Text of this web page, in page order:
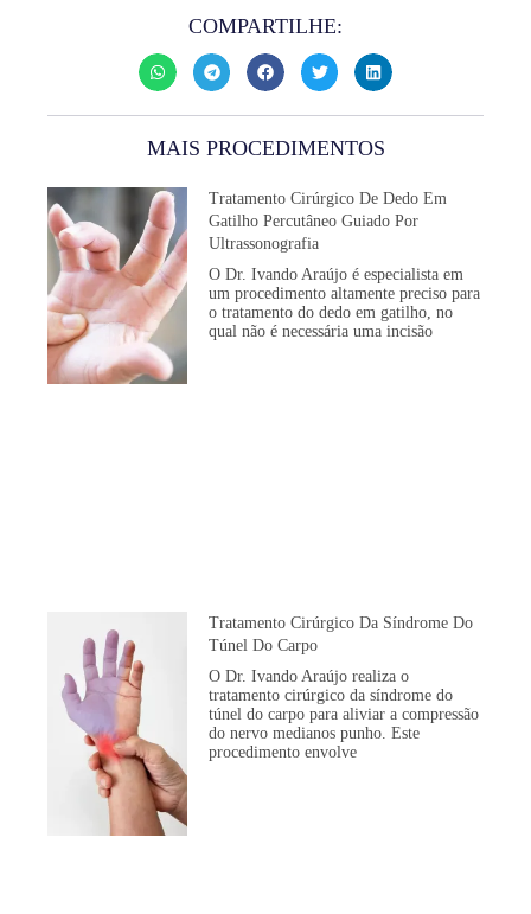
COMPARTILHE:
MAIS PROCEDIMENTOS
Tratamento Cirúrgico De Dedo Em
Gatilho Percutâneo Guiado Por
Ultrassonografia
O Dr. Ivando Araújo é especialista em
um procedimento altamente preciso para
o tratamento do dedo em gatilho, no
qual não é necessária uma incisão
Tratamento Cirúrgico Da Síndrome Do
Túnel Do Carpo
O Dr. Ivando Araújo realiza o
tratamento cirúrgico da síndrome do
túnel do carpo para aliviar a compressão
do nervo medianos punho. Este
procedimento envolve